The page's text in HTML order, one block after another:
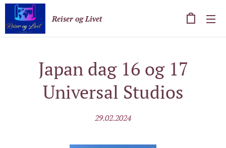
Reiser og Livet
Japan dag 16 og 17
Universal Studios
29.02.2024